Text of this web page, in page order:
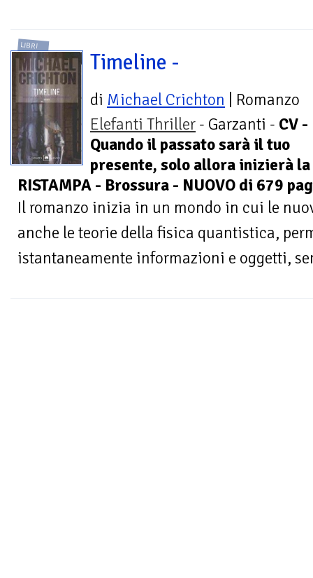
LIBRI
Timeline -
di Michael Crichton | Romanzo
Elefanti Thriller - Garzanti - CV -
Quando il passato sarà il tuo
presente, solo allora inizierà
RISTAMPA - Brossura - NUOVO di 679
Il romanzo inizia in un mondo in cui le
anche le teorie della fisica quantistica,
istantaneamente informazioni e oggetti,